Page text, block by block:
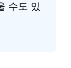
수도 있